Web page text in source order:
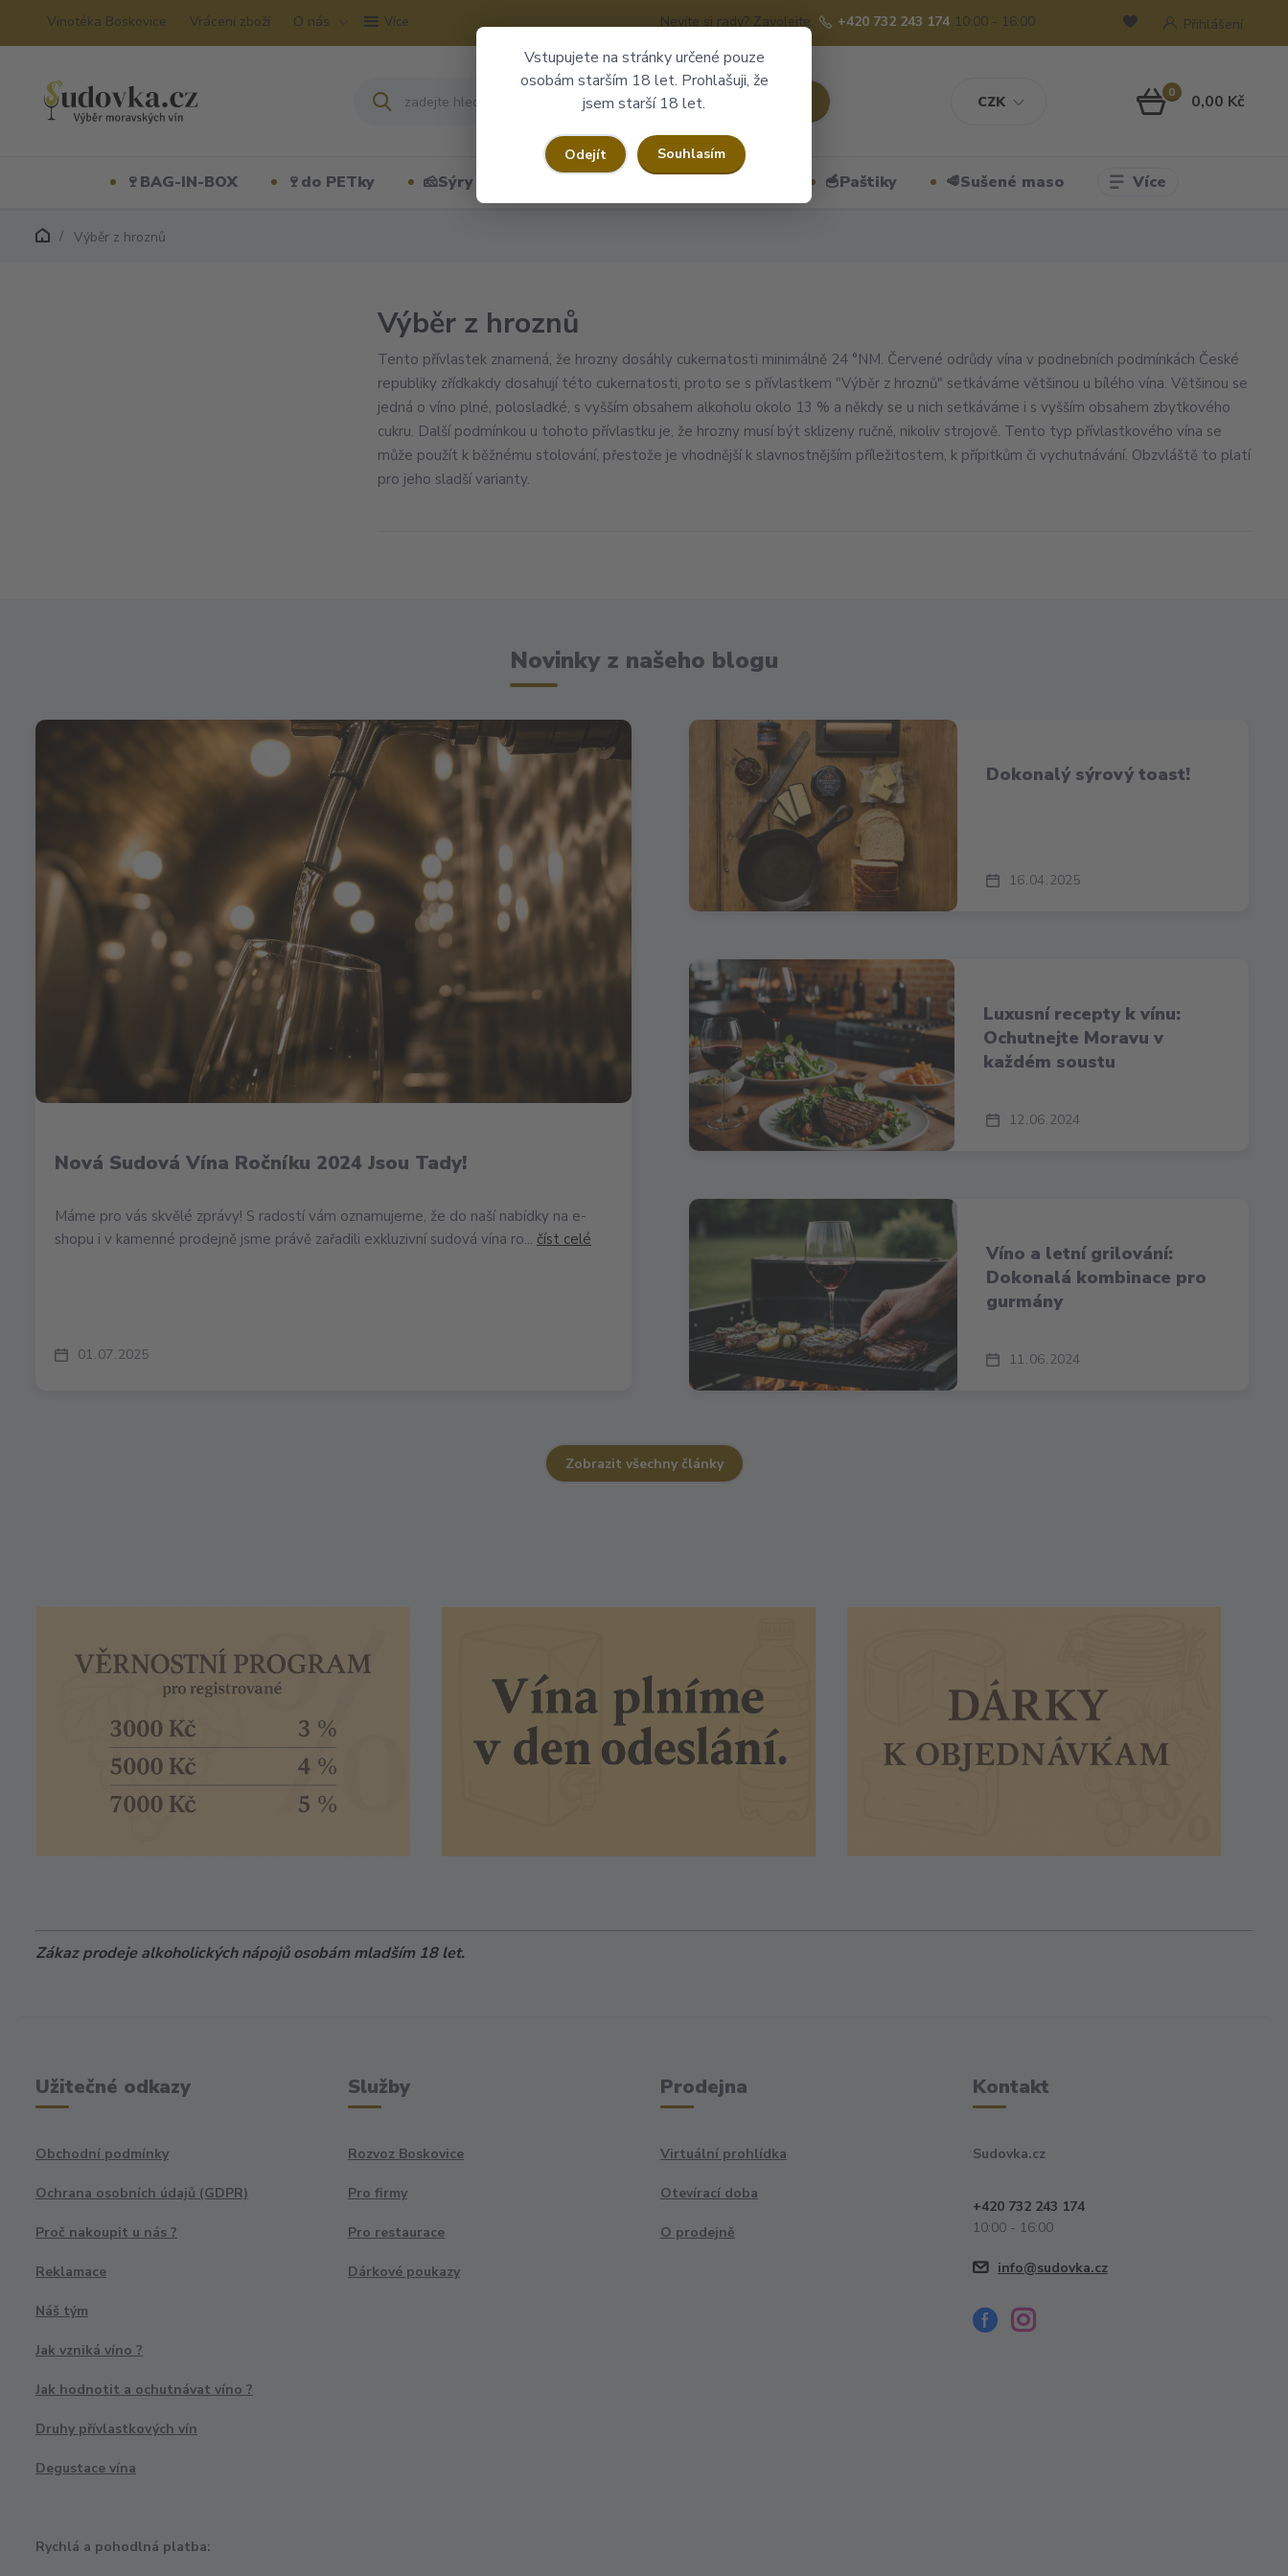
Vstupujete na stránky určené pouze
osobám starším 18 let. Prohlašuji, že
jsem starší 18 let.
Odejít Souhlasím
Vinotéka Boskovice Vrácení zboží O nás Více
CZK
Přihlášení
Nevíte si rady? Zavolejte. +420 732 243 174 10:00 - 16:00
0 0,00 Kč
🍷BAG-IN-BOX 🍷do PETky 🧀Sýry 🥣Paštiky 🥩Sušené maso Více
Výběr z hroznů
Výběr z hroznů
Tento přívlastek znamená, že hrozny dosáhly cukernatosti minimálně 24 °NM. Červené odrůdy vína v podnebních podmínkách České
republiky zřídkakdy dosahují této cukernatosti, proto se s přívlastkem "Výběr z hroznů" setkáváme většinou u bílého vína. Většinou se
jedná o víno plné, polosladké, s vyšším obsahem alkoholu okolo 13 % a někdy se u nich setkáváme i s vyšším obsahem zbytkového
cukru. Další podmínkou u tohoto přívlastku je, že hrozny musí být sklizeny ručně, nikoliv strojově. Tento typ přívlastkového vína se
může použít k běžnému stolování, přestože je vhodnější k slavnostnějším příležitostem, k přípitkům či vychutnávání. Obzvláště to platí
pro jeho sladší varianty.
Novinky z našeho blogu
01 07 2025
Nová Sudová Vína Ročníku 2024 Jsou Tady!
Máme pro vás skvělé zprávy! S radostí vám oznamujeme, že do naší nabídky na e-
shopu i v kamenné prodejně jsme právě zařadili exkluzivní sudová vína ro... číst celé
16 04 2025
Dokonalý sýrový toast!
12 06 2024
Luxusní recepty k vínu:
Ochutnejte Moravu v
každém soustu
11 06 2024
Víno a letní grilování:
Dokonalá kombinace pro
gurmány
Zobrazit všechny články
Zákaz prodeje alkoholických nápojů osobám mladším 18 let.
Užitečné odkazy
Obchodní podmínky
Ochrana osobních údajů (GDPR)
Proč nakoupit u nás ?
Reklamace
Náš tým
Jak vzniká víno ?
Jak hodnotit a ochutnávat víno ?
Druhy přívlastkových vín
Degustace vína
Rychlá a pohodlná platba:
Služby
Rozvoz Boskovice
Pro firmy
Pro restaurace
Dárkové poukazy
Prodejna
Virtuální prohlídka
Otevírací doba
O prodejně
Kontakt
Sudovka.cz
+420 732 243 174
10:00 - 16:00
info@sudovka.cz